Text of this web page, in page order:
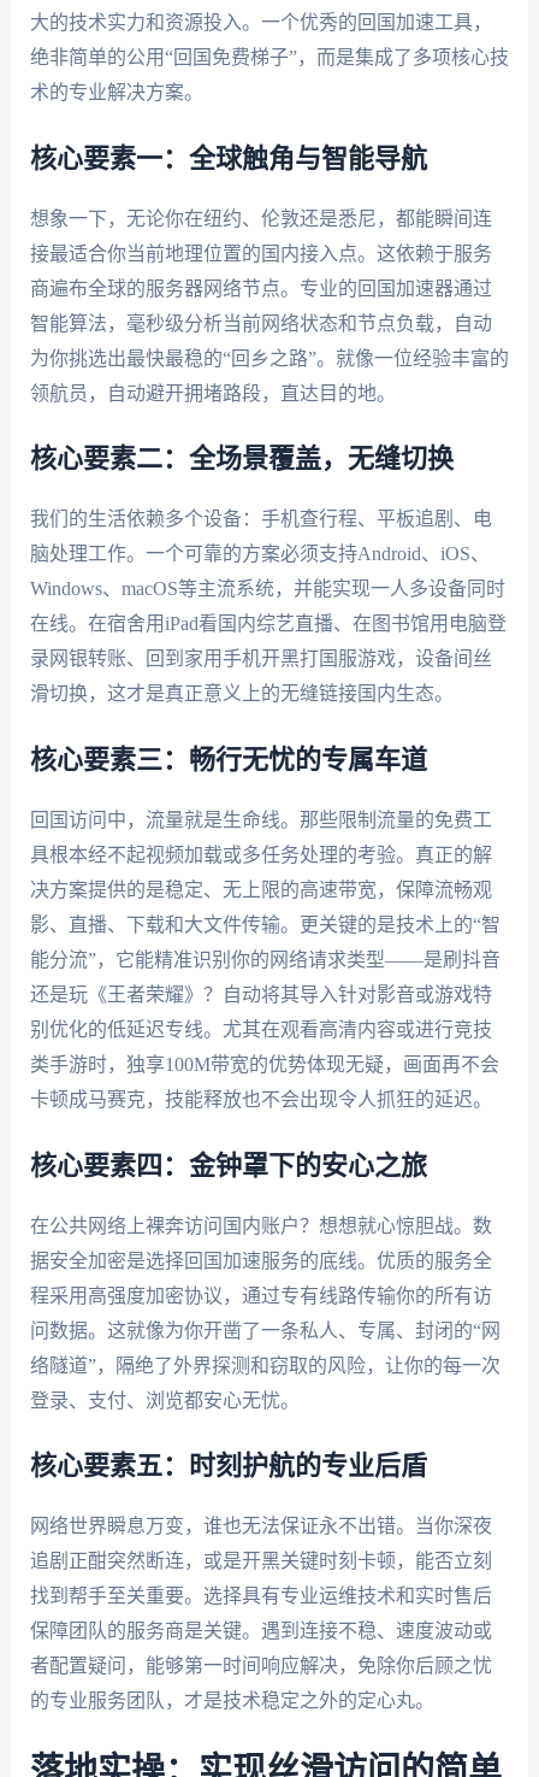
大的技术实力和资源投入。一个优秀的回国加速工具，
绝非简单的公用“回国免费梯子”，而是集成了多项核心技
术的专业解决方案。
核心要素一：全球触角与智能导航
想象一下，无论你在纽约、伦敦还是悉尼，都能瞬间连
接最适合你当前地理位置的国内接入点。这依赖于服务
商遍布全球的服务器网络节点。专业的回国加速器通过
智能算法，毫秒级分析当前网络状态和节点负载，自动
为你挑选出最快最稳的“回乡之路”。就像一位经验丰富的
领航员，自动避开拥堵路段，直达目的地。
核心要素二：全场景覆盖，无缝切换
我们的生活依赖多个设备：手机查行程、平板追剧、电
脑处理工作。一个可靠的方案必须支持Android、iOS、
Windows、macOS等主流系统，并能实现一人多设备同时
在线。在宿舍用iPad看国内综艺直播、在图书馆用电脑登
录网银转账、回到家用手机开黑打国服游戏，设备间丝
滑切换，这才是真正意义上的无缝链接国内生态。
核心要素三：畅行无忧的专属车道
回国访问中，流量就是生命线。那些限制流量的免费工
具根本经不起视频加载或多任务处理的考验。真正的解
决方案提供的是稳定、无上限的高速带宽，保障流畅观
影、直播、下载和大文件传输。更关键的是技术上的“智
能分流”，它能精准识别你的网络请求类型——是刷抖音
还是玩《王者荣耀》？自动将其导入针对影音或游戏特
别优化的低延迟专线。尤其在观看高清内容或进行竞技
类手游时，独享100M带宽的优势体现无疑，画面再不会
卡顿成马赛克，技能释放也不会出现令人抓狂的延迟。
核心要素四：金钟罩下的安心之旅
在公共网络上裸奔访问国内账户？想想就心惊胆战。数
据安全加密是选择回国加速服务的底线。优质的服务全
程采用高强度加密协议，通过专有线路传输你的所有访
问数据。这就像为你开凿了一条私人、专属、封闭的“网
络隧道”，隔绝了外界探测和窃取的风险，让你的每一次
登录、支付、浏览都安心无忧。
核心要素五：时刻护航的专业后盾
网络世界瞬息万变，谁也无法保证永不出错。当你深夜
追剧正酣突然断连，或是开黑关键时刻卡顿，能否立刻
找到帮手至关重要。选择具有专业运维技术和实时售后
保障团队的服务商是关键。遇到连接不稳、速度波动或
者配置疑问，能够第一时间响应解决，免除你后顾之忧
的专业服务团队，才是技术稳定之外的定心丸。